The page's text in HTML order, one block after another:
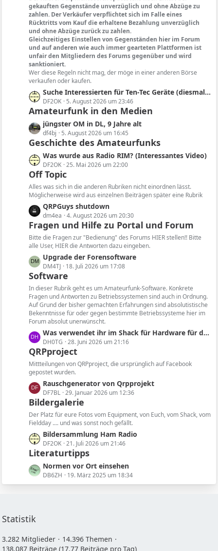
gekauften Gegenstände unverzüglich und ohne Abzüge zu
zahlen. Der Verkäufer verpflichtet sich im Falle eines
Rücktritts vom Kauf die erhaltene Bezahlung unverzüglich
und ohne Abzüge zurück zu zahlen.
Gleichzeitiges Einstellen von Gegenständen hier im Forum
und auf anderen wie auch immer gearteten Plattformen ist
unfair den Mitgliedern des Forums gegenüber und wird
sanktioniert.
Wer diese Regeln nicht mag, der möge in einer anderen Börse
verkaufen oder kaufen.
L
e
t
z
t
e
e
i
t
r
ä
g
e
Suche Interessierten für Ten-Tec Geräte (diesmal nicht Triton oder Argonaut II sondern Argosy II)
DF2OK 5. August 2026 um 23:46
Amateurfunk in den Medien
L
e
t
z
t
e
B
e
t
r
ä
g
e
jüngster OM in DL, 9 Jahre alt
df4bj 5. August 2026 um 16:45
Geschichte des Amateurfunks
L
e
t
z
t
e
B
e
i
t
ä
g
e
Was wurde aus Radio RIM? (Interessantes Video)
DF2OK 25. Mai 2026 um 22:00
Off Topic
Alles was sich in die anderen Rubriken nicht einordnen lässt.
Möglicherweise wird aus einzelnen Beiträgen später eine Rubrik
L
e
t
z
t
e
B
e
i
t
r
ä
g
e
QRPGuys shutdown
dm4ea 4. August 2026 um 20:30
Fragen und Hilfe zu Portal und Forum
Bitte die Fragen zur "Bedienung" des Forums HIER stellen!! Bitte
alle User, HIER die Antworten dazu eingeben.
L
e
t
z
t
e
B
e
i
t
r
ä
g
e
Upgrade der Forensoftware
DM4TJ 18. Juli 2026 um 17:08
Software
In dieser Rubrik geht es um Amateurfunk-Software. Konkrete
Fragen und Antworten zu Betriebssystemen sind auch in Ordnung.
Auf Grund der bisher gemachten Erfahrungen sind absolutistische
Bekenntnisse für oder gegen bestimmte Betriebssysteme hier im
Forum absolut unerwünscht.
L
e
t
z
t
e
B
e
i
t
ä
g
e
Was verwendet ihr im Shack für Hardware für die Software?
DH0TG 28. Juni 2026 um 21:16
QRPproject
Mittteilungen von QRPproject, die ursprünglich auf Facebook
gepostet wurden.
L
e
t
z
t
e
B
e
t
Rauschgenerator von Qrpprojekt
DF7BL 29. Januar 2026 um 12:36
Bildergalerie
Der Platz für eure Fotos vom Equipment, von Euch, vom Shack, vom
Fieldday .... und was sonst noch gefällt.
L
e
t
z
t
e
t
ä
Bildersammlung Ham Radio
DF2OK 21. Juli 2026 um 21:46
Literaturtipps
L
e
t
e
B
e
i
Normen vor Ort einsehen
DB6ZH 19. März 2025 um 18:34
Statistik
3.282 Mitglieder
14.396 Themen
138.087 Beiträge (17,77 Beiträge pro Tag)